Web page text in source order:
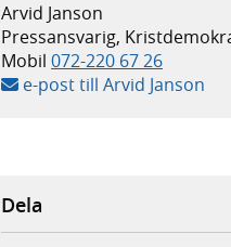
Arvid Janson
Pressansvarig,
Mobil 072-220 67 26
e-post till Arvid Janson
Dela